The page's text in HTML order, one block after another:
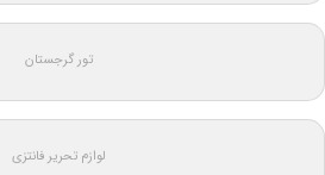
تور گرجستان
لوازم تحریر فانتزی